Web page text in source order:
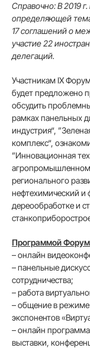
Справочно: В 2019
определяющей
17 соглашений о
участие 22
делегаций.
Участникам IX
будет предложено
обсудить
рамках панельных
индустрия“,
комплекс“,
”Инновационная
агропромышленном
регионального
нефтехимический и
дереообработке и
Программой
– онлайн
– панельные
сотрудничества;
– работа
– общение в режиме
экспонентов
– онлайн
выставки,